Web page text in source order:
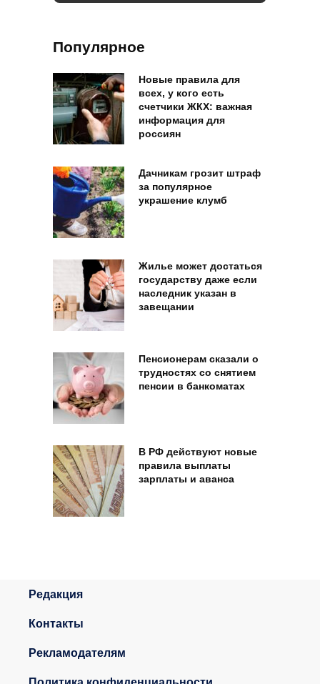
Популярное
Новые правила для
всех, у кого есть
счетчики ЖКХ: важная
информация для
россиян
Дачникам грозит штраф
за популярное
украшение клумб
Жилье может достаться
государству даже если
наследник указан в
завещании
Пенсионерам сказали о
трудностях со снятием
пенсии в банкоматах
В РФ действуют новые
правила выплаты
зарплаты и аванса
Редакция
Контакты
Рекламодателям